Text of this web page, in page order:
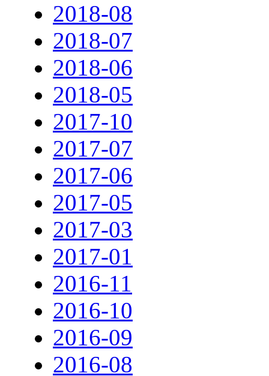
2018-08
2018-07
2018-06
2018-05
2017-10
2017-07
2017-06
2017-05
2017-03
2017-01
2016-11
2016-10
2016-09
2016-08